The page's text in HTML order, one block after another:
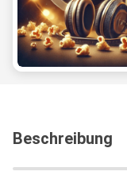
Beschreibung